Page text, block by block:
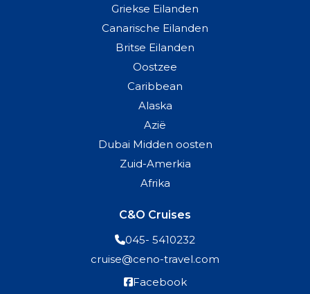
Griekse Eilanden
Canarische Eilanden
Britse Eilanden
Oostzee
Caribbean
Alaska
Azië
Dubai Midden oosten
Zuid-Amerkia
Afrika
C&O Cruises
045- 5410232
cruise@ceno-travel.com
Facebook